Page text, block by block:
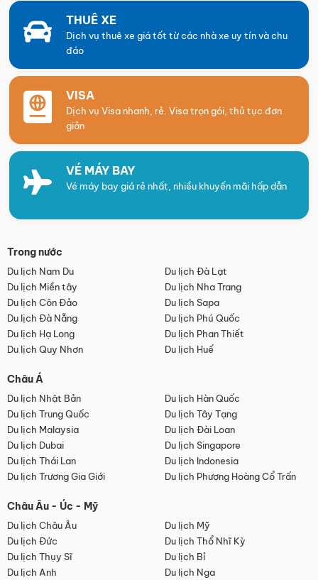
THUÊ XE
Dịch vụ thuê xe giá tốt từ các nhà xe uy tín và chu
đáo
VISA
Dịch vụ Visa nhanh, rẻ. Visa trọn gói, thủ tục đơn
giản
VÉ MÁY BAY
Vé máy bay giá rẻ nhất, nhiều khuyến mãi hấp dẫn
Trong nước
Du lịch Nam Du
Du lịch Đà Lạt
Du lịch Miền tây
Du lịch Nha Trang
Du lịch Côn Đảo
Du lịch Sapa
Du lịch Đà Nẵng
Du lịch Phú Quốc
Du lịch Hạ Long
Du lịch Phan Thiết
Du lịch Quy Nhơn
Du lịch Huế
Châu Á
Du lịch Nhật Bản
Du lịch Hàn Quốc
Du lịch Trung Quốc
Du lịch Tây Tạng
Du lịch Malaysia
Du lịch Đài Loan
Du lịch Dubai
Du lịch Singapore
Du lịch Thái Lan
Du lịch Indonesia
Du lịch Trương Gia Giới
Du lịch Phượng Hoàng Cổ Trấn
Châu Âu - Úc - Mỹ
Du lịch Châu Âu
Du lịch Mỹ
Du lịch Đức
Du lịch Thổ Nhĩ Kỳ
Du lịch Thụy Sĩ
Du lịch Bỉ
Du lịch Anh
Du lịch Nga